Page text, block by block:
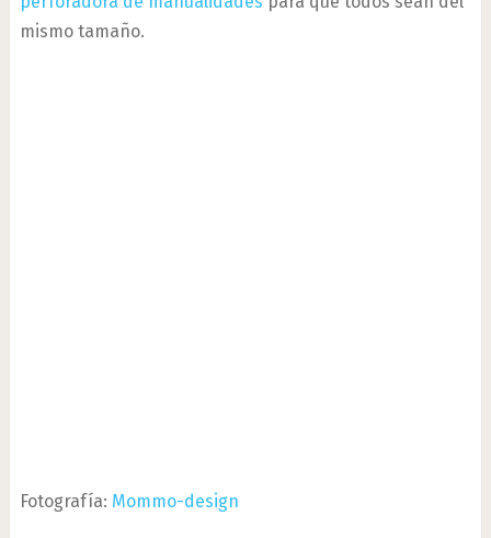
mismo tamaño.
Fotografía: Mommo-design